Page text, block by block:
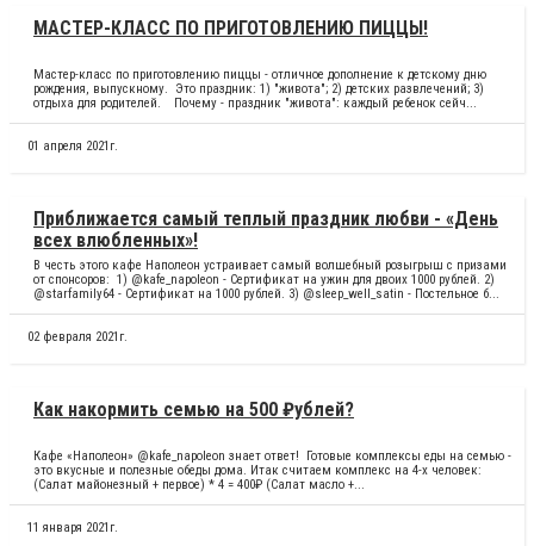
МАСТЕР-КЛАСС ПО ПРИГОТОВЛЕНИЮ ПИЦЦЫ!
Мастер-класс по приготовлению пиццы - отличное дополнение к детскому дню
рождения, выпускному. Это праздник: 1) "живота"; 2) детских развлечений; 3)
отдыха для родителей. ⠀Почему - праздник "живота": каждый ребенок сейч...
01 апреля 2021г.
Приближается самый теплый праздник любви - «День
всех влюбленных»!
В честь этого кафе Наполеон устраивает самый волшебный розыгрыш с призами
от спонсоров: 1) @kafe_napoleon - Сертификат на ужин для двоих 1000 рублей. 2)
@starfamily64 - Сертификат на 1000 рублей. 3) @sleep_well_satin - Постельное б...
02 февраля 2021г.
Как накормить семью на 500 ₽ублей?
Кафе «Наполеон» @kafe_napoleon знает ответ! Готовые комплексы еды на семью -
это вкусные и полезные обеды дома. Итак считаем комплекс на 4-х человек:
(Салат майонезный + первое) * 4 = 400₽ (Салат масло +...
11 января 2021г.